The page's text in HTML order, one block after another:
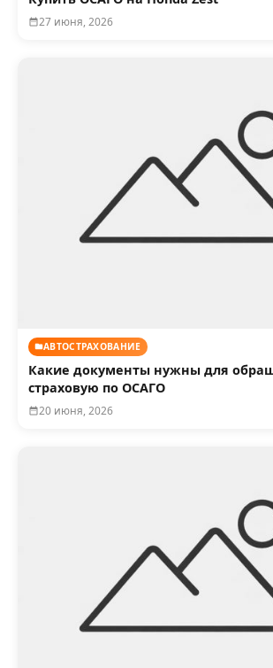
27 июня, 2026
АВТОСТРАХОВАНИЕ
Какие документы нужны для
страховую по ОСАГО
20 июня, 2026